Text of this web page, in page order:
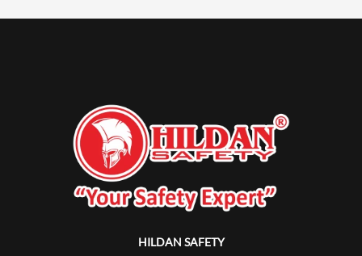
HILDAN SAFETY